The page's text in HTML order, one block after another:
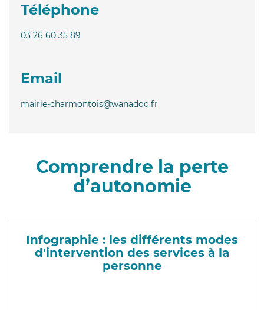
Téléphone
03 26 60 35 89
Email
mairie-charmontois@wanadoo.fr
Comprendre la perte
d’autonomie
Infographie : les différents modes
d'intervention des services à la
personne